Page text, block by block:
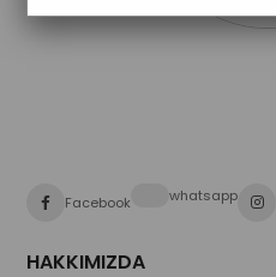
Facebook whatsapp
HAKKIMIZDA